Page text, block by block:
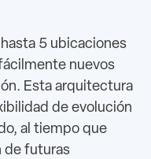
5 ubicaciones
nuevos
Esta arquitectura
de evolución
al tiempo que
de futuras